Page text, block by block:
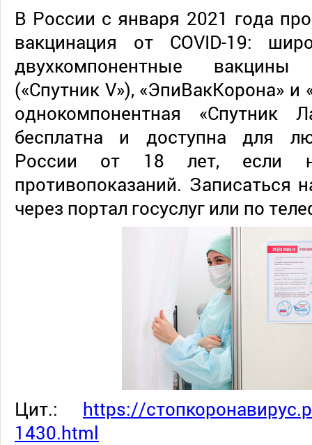
В России с января 2021 года
вакцинация от COVID-19:
двухкомпонентные вакцины
(«Спутник V»), «ЭпиВакКорона» и
однокомпонентная «Спутник
бесплатна и доступна для
России от 18 лет, если
противопоказаний. Записаться
через портал госуслуг или по
Цит.: https://
1430.html